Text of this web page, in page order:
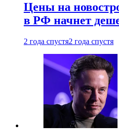
Цены на
в РФ начнет
2 года спустя2 года спустя